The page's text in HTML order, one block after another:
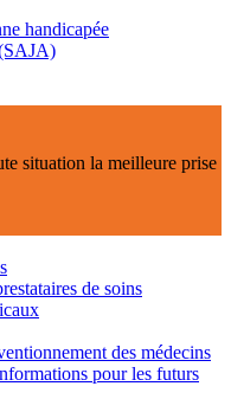
handicapée
situation la meilleure prise
de soins
des médecins
pour les futurs